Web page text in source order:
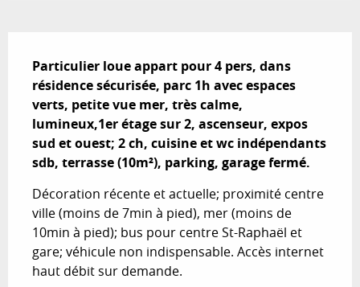
Particulier loue appart pour 4 pers, dans
résidence sécurisée, parc 1h avec espaces
verts, petite vue mer, très calme,
lumineux,1er étage sur 2, ascenseur, expos
sud et ouest; 2 ch, cuisine et wc indépendants
sdb, terrasse (10m²), parking, garage fermé.
Décoration récente et actuelle; proximité centre
ville (moins de 7min à pied), mer (moins de
10min à pied); bus pour centre St-Raphaël et
gare; véhicule non indispensable. Accès internet
haut débit sur demande.